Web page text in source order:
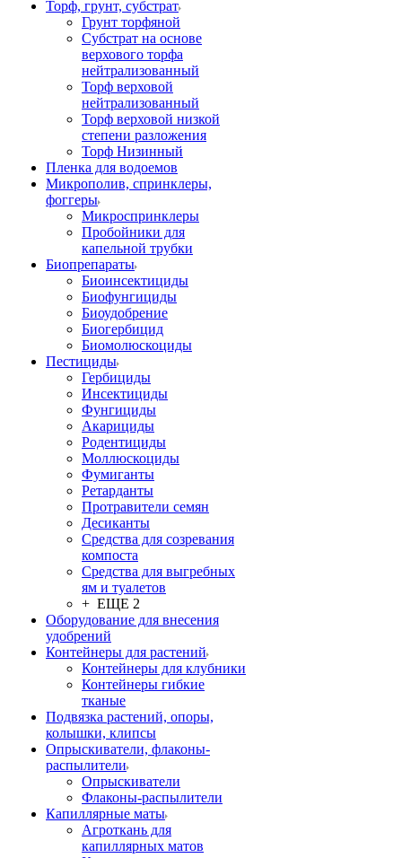
Торф, грунт, субстрат
Грунт торфяной
Субстрат на основе
верхового торфа
нейтрализованный
Торф верховой
нейтрализованный
Торф верховой низкой
степени разложения
Торф Низинный
Пленка для водоемов
Микрополив, спринклеры,
фоггеры
Микроспринклеры
Пробойники для
капельной трубки
Биопрепараты
Биоинсектициды
Биофунгициды
Биоудобрение
Биогербицид
Биомолюскоциды
Пестициды
Гербициды
Инсектициды
Фунгициды
Акарициды
Родентициды
Моллюскоциды
Фумиганты
Ретарданты
Протравители семян
Десиканты
Средства для созревания
компоста
Средства для выгребных
ям и туалетов
+ ЕЩЕ 2
Оборудование для внесения
удобрений
Контейнеры для растений
Контейнеры для клубники
Контейнеры гибкие
тканые
Подвязка растений, опоры,
колышки, клипсы
Опрыскиватели, флаконы-
распылители
Опрыскиватели
Флаконы-распылители
Капиллярные маты
Агроткань для
капиллярных матов